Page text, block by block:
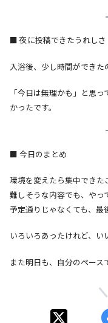
■ 夜に投稿できたうれしさ
入浴後、少し時間ができた
「今日は無理かも」と思
かったです。
■ 今日のまとめ
環境を変えたら集中できた
難しそうな内容でも、やっ
予定通りじゃなくても、最
いろいろあったけれど、い
また明日も、自分のペース